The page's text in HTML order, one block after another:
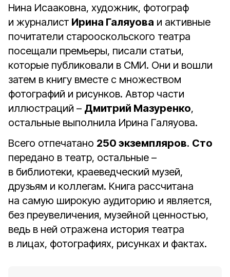
Нина Исааковна, художник, фотограф
и журналист Ирина Галяуова и активные
почитатели старооскольского театра
посещали премьеры, писали статьи,
которые публиковали в СМИ. Они и вошли
затем в книгу вместе с множеством
фотографий и рисунков. Автор части
иллюстраций – Дмитрий Мазуренко,
остальные выполнила Ирина Галяуова.
Всего отпечатано 250 экземпляров. Сто
передано в театр, остальные –
в библиотеки, краеведческий музей,
друзьям и коллегам. Книга рассчитана
на самую широкую аудиторию и является,
без преувеличения, музейной ценностью,
ведь в ней отражена история театра
в лицах, фотографиях, рисунках и фактах.